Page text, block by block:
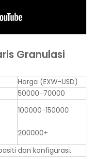
Granulasi
Harga (EXW-USD)
50000-70000
100000-150000
200000+
dan konfigurasi.